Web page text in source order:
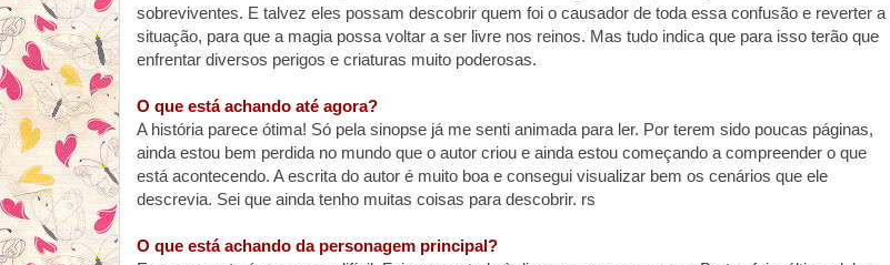
sobreviventes. E talvez eles possam descobrir quem foi o causador de toda essa confusão e reverter a
situação, para que a magia possa voltar a ser livre nos reinos. Mas tudo indica que para isso terão que
enfrentar diversos perigos e criaturas muito poderosas.
O que está achando até agora?
A história parece ótima! Só pela sinopse já me senti animada para ler. Por terem sido poucas páginas,
ainda estou bem perdida no mundo que o autor criou e ainda estou começando a compreender o que
está acontecendo. A escrita do autor é muito boa e consegui visualizar bem os cenários que ele
descrevia. Sei que ainda tenho muitas coisas para descobrir. rs
O que está achando da personagem principal?